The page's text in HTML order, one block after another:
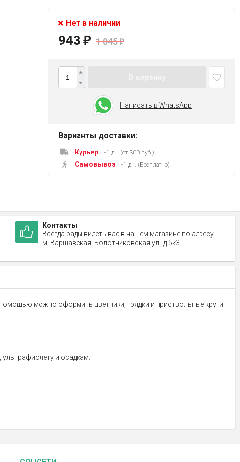
Нет в наличии
943 ₽ 1 045₽
Написать в WhatsApp
Варианты доставки:
Курьер ~1 дн. (от 300 руб.)
Самовывоз ~1 дн. (Бесплатно)
Контакты
Всегда рады видеть вас в нашем магазине по адресу
м. Варшавская, Болотниковская ул., д.5к3
можно оформить цветники, грядки и приствольные круги
и осадкам.